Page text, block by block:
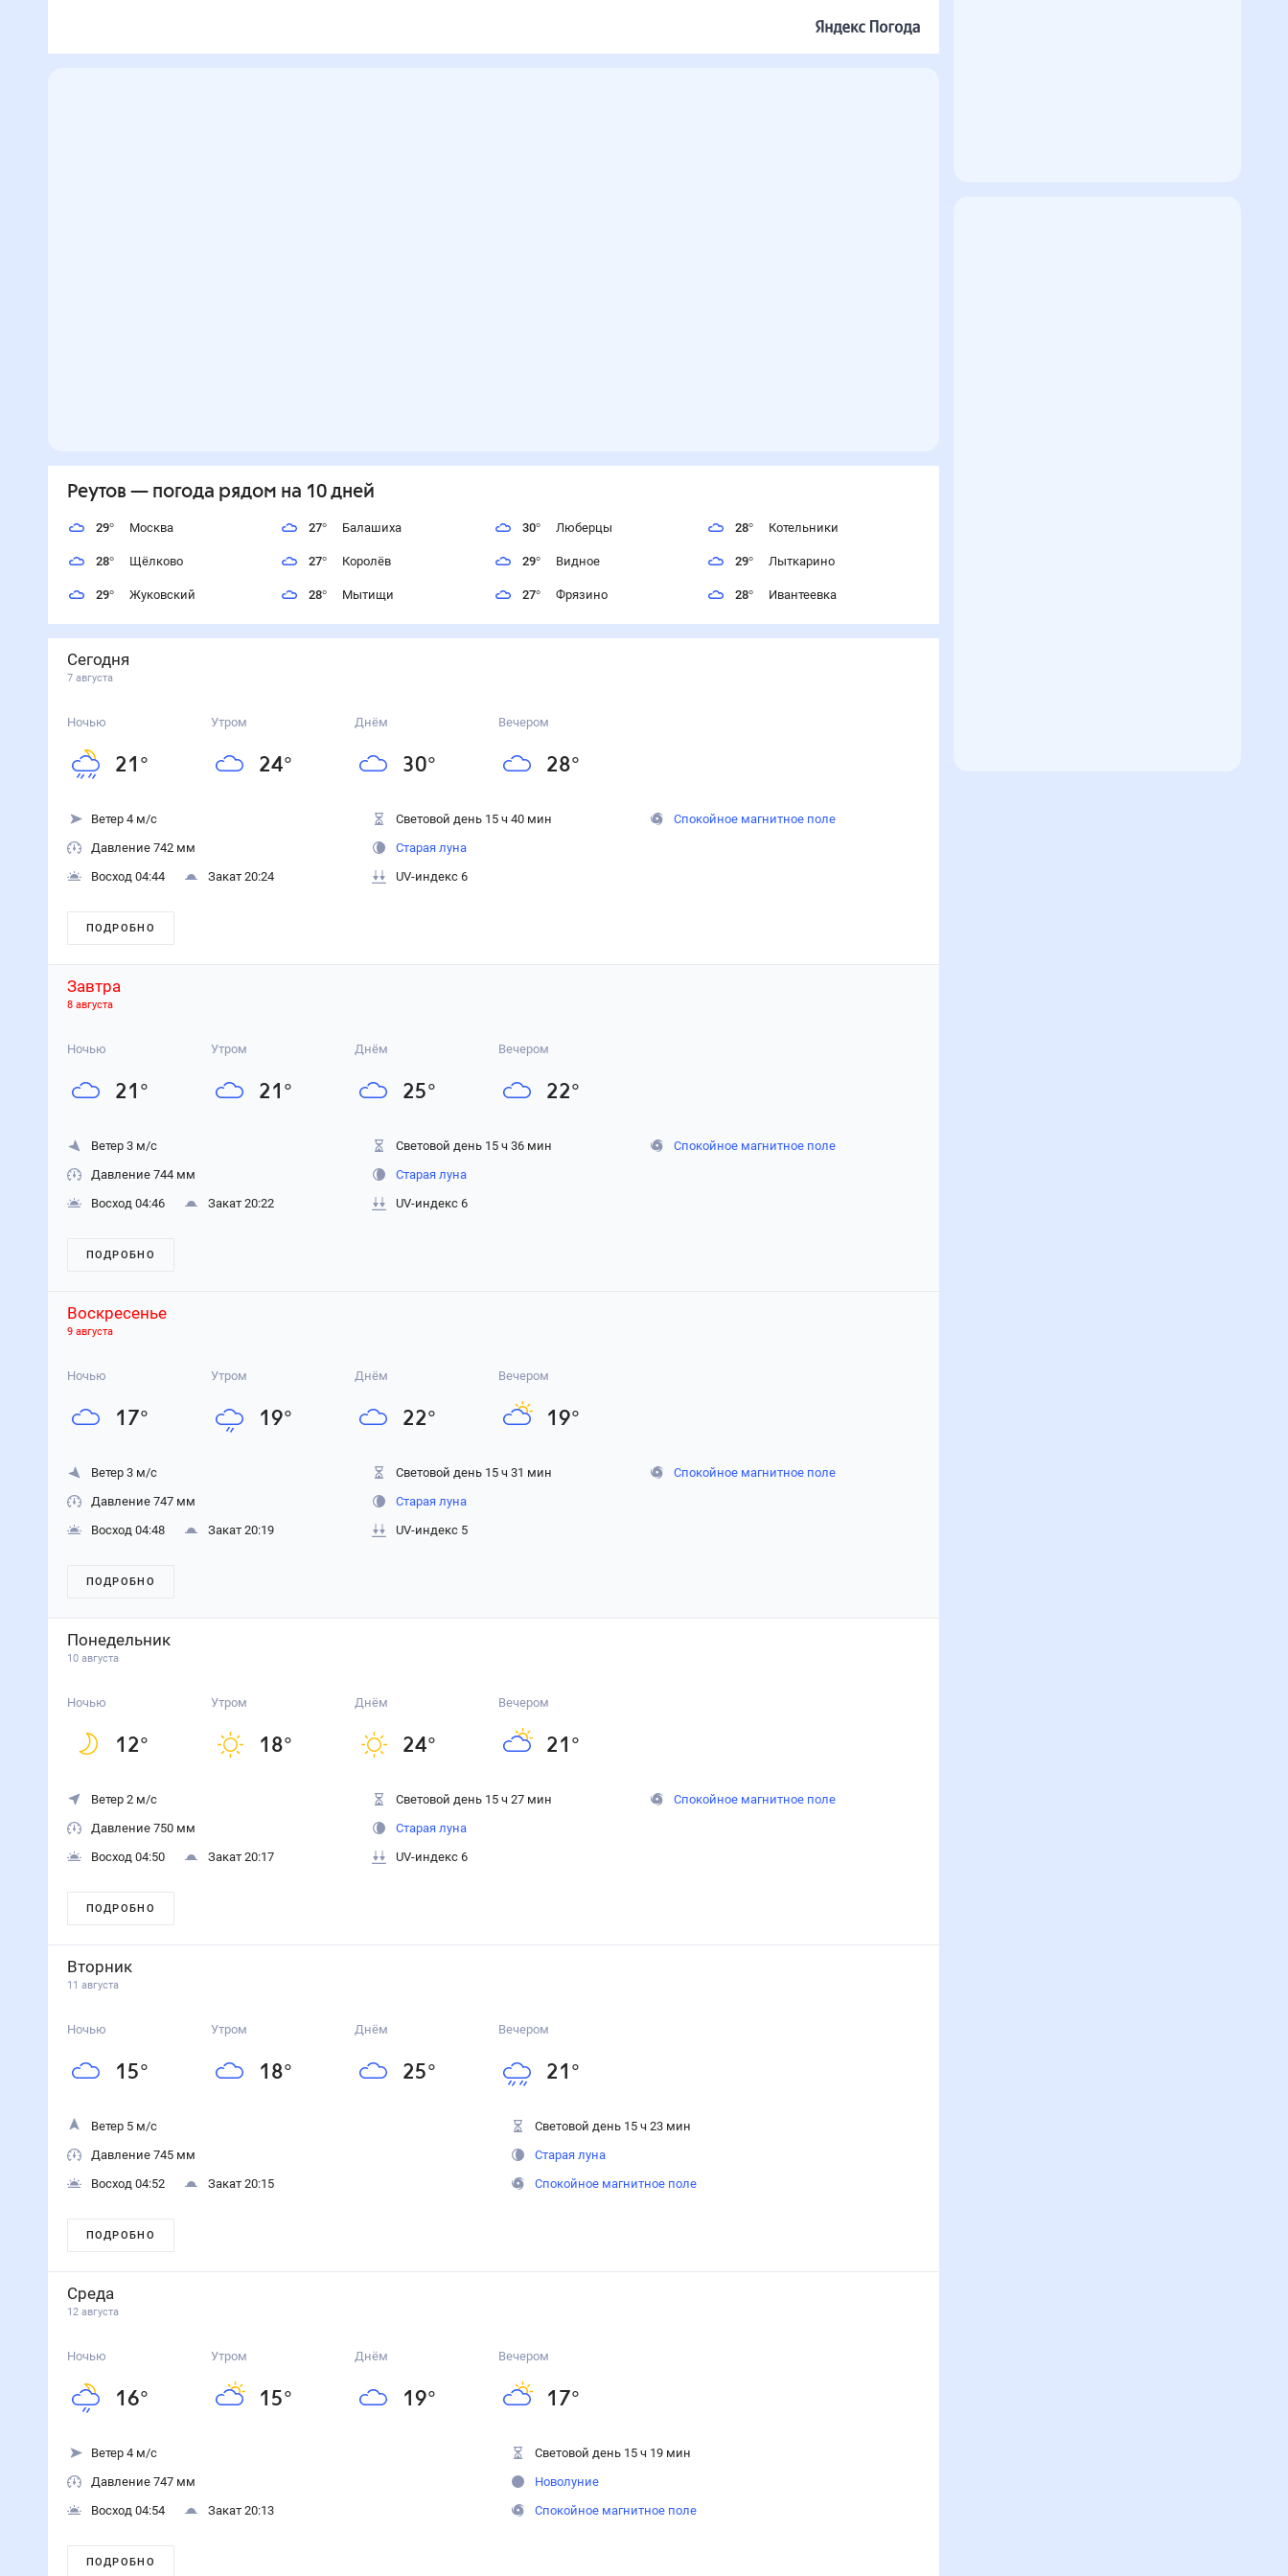
Реутов — погода рядом на 10 дней
29° Москва
28° Щёлково
29° Жуковский
27° Балашиха
27° Королёв
28° Мытищи
30° Люберцы
29° Видное
27° Фрязино
28° Котельники
29° Лыткарино
28° Ивантеевка
Сегодня
7 августа
Ночью
21 °
Утром
24°
Днём
30°
Вечером
28°
Ветер 4 м/с
Давление 742 мм
Восход 04:44
Закат 20:24
Световой день 15 ч 40 мин
Старая луна
UV-индекс 6
Спокойное магнитное поле
ПОДРОБНО
Завтра
8 августа
Ночью
21 °
Утром
21 °
Днём
25°
Вечером
22°
Ветер 3 м/с
Давление 744 мм
Восход 04:46
Закат 20:22
Световой день 15 ч 36 мин
Старая луна
UV-индекс 6
Спокойное магнитное поле
ПОДРОБНО
Воскресенье
9 августа
Ночью
17°
Утром
19°
Днём
22°
Вечером
19°
Ветер 3 м/с
Давление 747 мм
Восход 04:48
Закат 20:19
Световой день 15 ч 31 мин
Старая луна
UV-индекс 5
Спокойное магнитное поле
ПОДРОБНО
Понедельник
10 августа
Ночью
12°
Утром
18°
Днём
24°
Вечером
21 °
Ветер 2 м/с
Давление 750 мм
Восход 04:50
Закат 20:17
Световой день 15 ч 27 мин
Старая луна
UV-индекс 6
Спокойное магнитное поле
ПОДРОБНО
Вторник
11 августа
Ночью
15°
Утром
18°
Днём
25°
Вечером
21 °
Ветер 5 м/с
Давление 745 мм
Восход 04:52
Закат 20:15
Световой день 15 ч 23 мин
Старая луна
Спокойное магнитное поле
ПОДРОБНО
Среда
12 августа
Ночью
16°
Утром
15°
Днём
19°
Вечером
17°
Ветер 4 м/с
Давление 747 мм
Восход 04:54
Закат 20:13
Световой день 15 ч 19 мин
Новолуние
Спокойное магнитное поле
ПОДРОБНО